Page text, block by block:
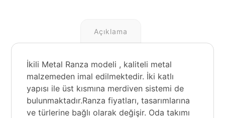
Açıklama
İkili Metal Ranza modeli , kaliteli metal
malzemeden imal edilmektedir. İki katlı
yapısı ile üst kısmına merdiven sistemi de
bulunmaktadır.Ranza fiyatları, tasarımlarına
ve türlerine bağlı olarak değişir. Oda takımı